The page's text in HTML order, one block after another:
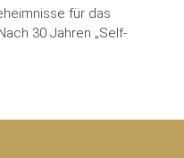
für das
30 Jahren „Self-